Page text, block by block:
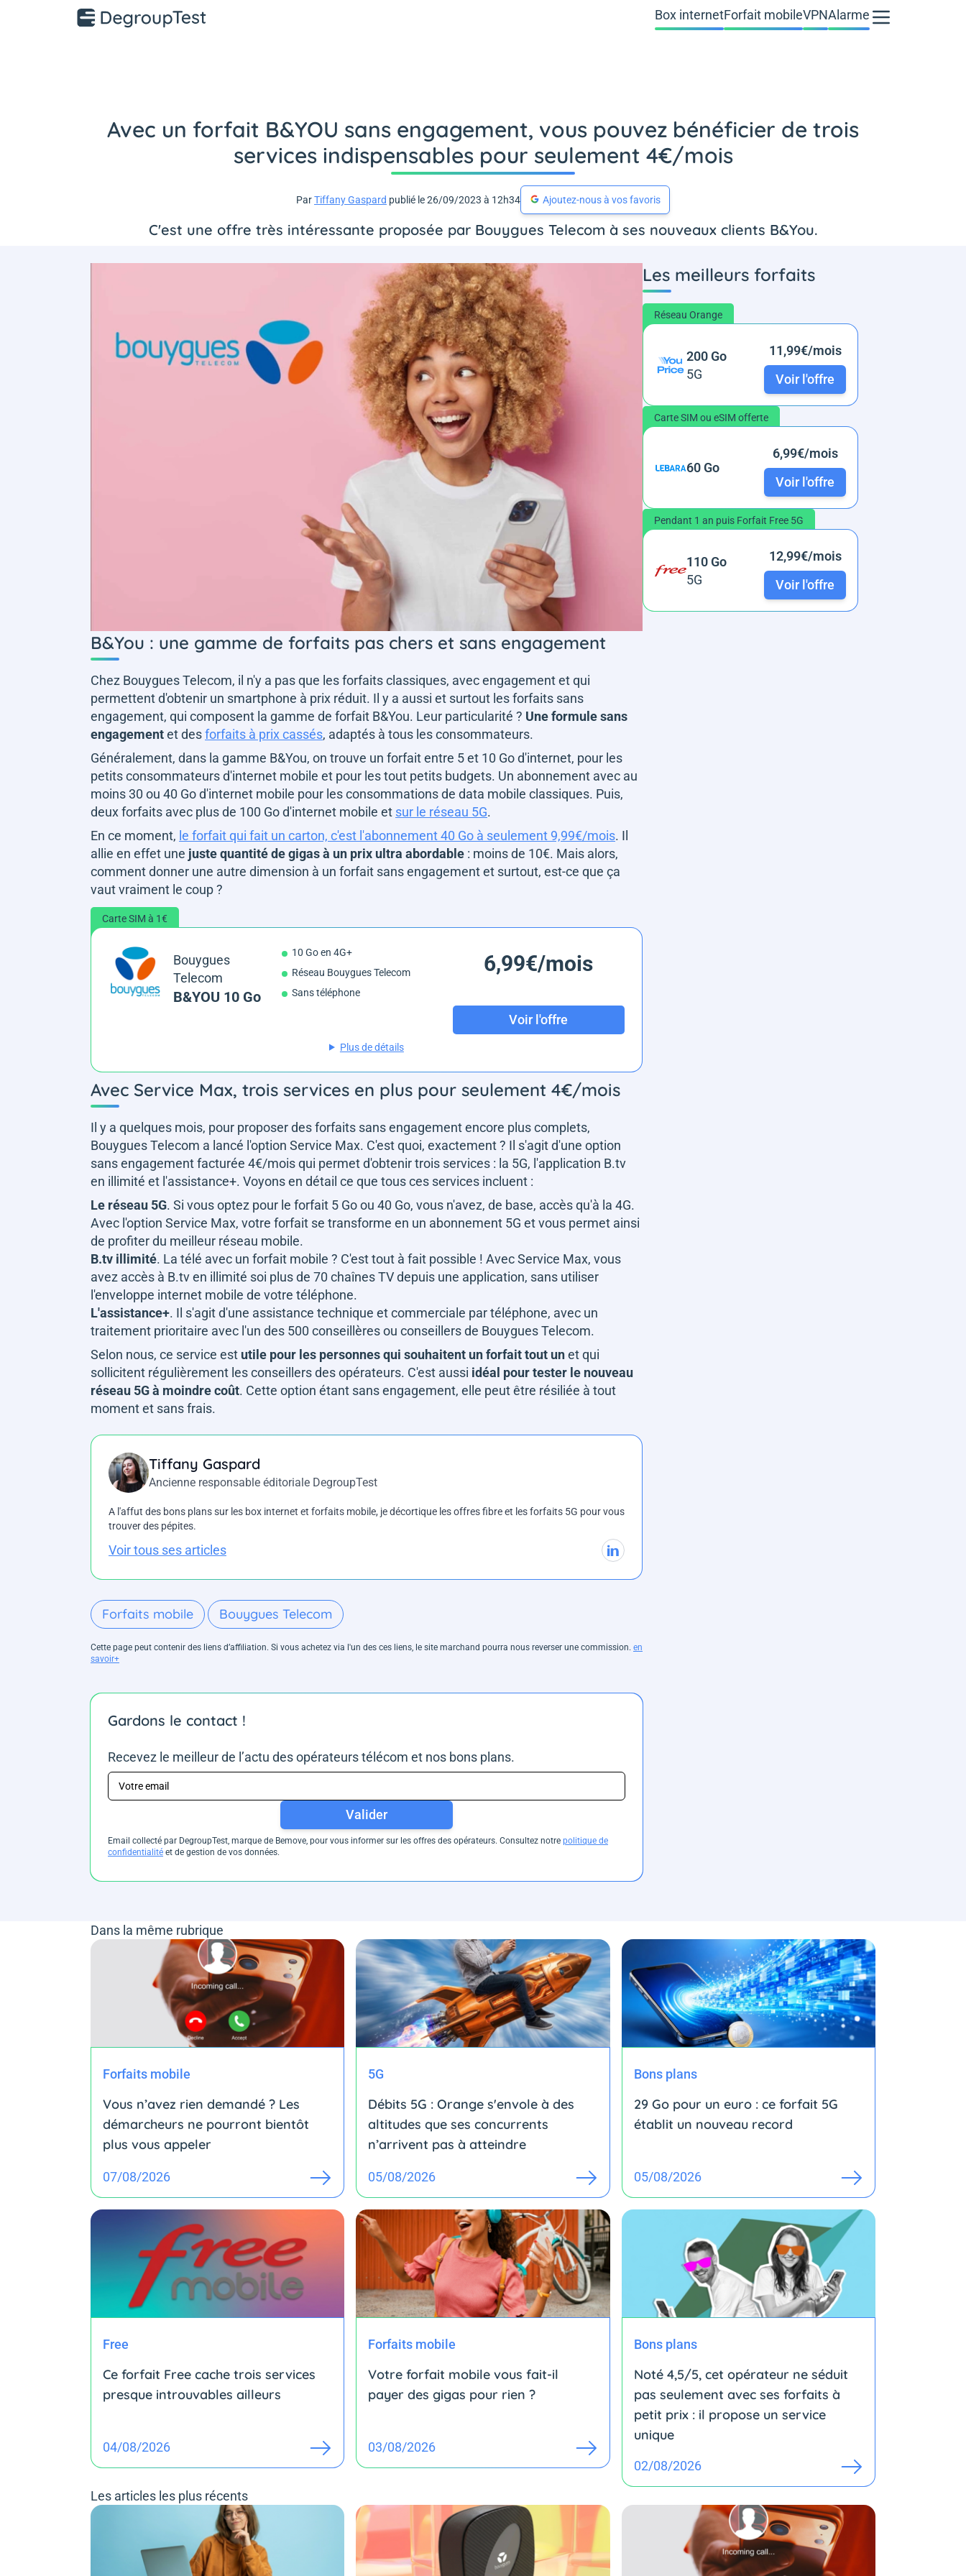
Box internetForfait mobileVPNAlarme
Avec un forfait B&YOU sans engagement, vous pouvez bénéficier de trois
services indispensables pour seulement 4€/mois
ParTiffany Gaspard publié le 26/09/2023 à 12h34 Ajoutez-nous à vos favoris
C'est une offre très intéressante proposée par Bouygues Telecom à ses nouveaux clients B&You.
B&You : une gamme de forfaits pas chers et sans engagement
Chez Bouygues Telecom, il n'y a pas que les forfaits classiques, avec engagement et qui
permettent d'obtenir un smartphone à prix réduit. Il y a aussi et surtout les forfaits sans
engagement, qui composent la gamme de forfait B&You. Leur particularité ? Une formule sans
engagementet desforfaits à prix cassés, adaptés à tous les consommateurs.
Généralement, dans la gamme B&You, on trouve un forfait entre 5 et 10 Go d'internet, pour les
petits consommateurs d'internet mobile et pour les tout petits budgets. Un abonnement avec au
moins 30 ou 40 Go d'internet mobile pour les consommations de data mobile classiques. Puis,
deux forfaits avec plus de 100 Go d'internet mobile et sur le réseau 5G.
En ce moment, le forfait qui fait un carton, c'est l'abonnement 40 Go à seulement 9,99€/mois. Il
allie en effet une juste quantité de gigas à un prix ultra abordable : moins de 10€. Mais alors,
comment donner une autre dimension à un forfait sans engagement et surtout, est-ce que ça
vaut vraiment le coup ?
Carte SIM à 1€
Bouygues
Telecom
B&YOU 10 Go
10 Go en 4G+
Réseau Bouygues Telecom
Sans téléphone
6,99€/mois
Voir l'offre
Plus de détails
Avec Service Max, trois services en plus pour seulement 4€/mois
Il y a quelques mois, pour proposer des forfaits sans engagement encore plus complets,
Bouygues Telecom a lancé l'option Service Max. C'est quoi, exactement ? Il s'agit d'une option
sans engagement facturée 4€/mois qui permet d'obtenir trois services : la 5G, l'application B.tv
en illimité et l'assistance+. Voyons en détail ce que tous ces services incluent :
Le réseau 5G. Si vous optez pour le forfait 5 Go ou 40 Go, vous n'avez, de base, accès qu'à la 4G.
Avec l'option Service Max, votre forfait se transforme en un abonnement 5G et vous permet ainsi
de profiter du meilleur réseau mobile.
B.tv illimité. La télé avec un forfait mobile ? C'est tout à fait possible ! Avec Service Max, vous
avez accès à B.tv en illimité soi plus de 70 chaînes TV depuis une application, sans utiliser
l'enveloppe internet mobile de votre téléphone.
L'assistance+. Il s'agit d'une assistance technique et commerciale par téléphone, avec un
traitement prioritaire avec l'un des 500 conseillères ou conseillers de Bouygues Telecom.
Selon nous, ce service est utile pour les personnes qui souhaitent un forfait tout unet qui
sollicitent régulièrement les conseillers des opérateurs. C'est aussi idéal pour tester le nouveau
réseau 5G à moindre coût. Cette option étant sans engagement, elle peut être résiliée à tout
moment et sans frais.
Tiffany Gaspard
Ancienne responsable éditoriale DegroupTest
A l'affut des bons plans sur les box internet et forfaits mobile, je décortique les offres fibre et les forfaits 5G pour vous
trouver des pépites.
Voir tous ses articles
Forfaits mobile Bouygues Telecom
Cette page peut contenir des liens d’affiliation. Si vous achetez via l'un des ces liens, le site marchand pourra nous reverser une commission. en
savoir+
Gardons le contact !
Recevez le meilleur de l’actu des opérateurs télécom et nos bons plans.
Valider
Email collecté par DegroupTest, marque de Bemove, pour vous informer sur les offres des opérateurs. Consultez notre politique de
confidentialité et de gestion de vos données.
Les meilleurs forfaits
Réseau Orange
200 Go
5G
11,99€/mois
Voir l'offre
Carte SIM ou eSIM offerte
60 Go
6,99€/mois
Voir l'offre
Pendant 1 an puis Forfait Free 5G
110 Go
5G
12,99€/mois
Voir l'offre
Dans la même rubrique
Forfaits mobile
Vous n’avez rien demandé ? Les
démarcheurs ne pourront bientôt
plus vous appeler
07/08/2026
5G
Débits 5G : Orange s'envole à des
altitudes que ses concurrents
n’arrivent pas à atteindre
05/08/2026
Bons plans
29 Go pour un euro : ce forfait 5G
établit un nouveau record
05/08/2026
Free
Ce forfait Free cache trois services
presque introuvables ailleurs
04/08/2026
Forfaits mobile
Votre forfait mobile vous fait-il
payer des gigas pour rien ?
03/08/2026
Bons plans
Noté 4,5/5, cet opérateur ne séduit
pas seulement avec ses forfaits à
petit prix : il propose un service
unique
02/08/2026
Les articles les plus récents